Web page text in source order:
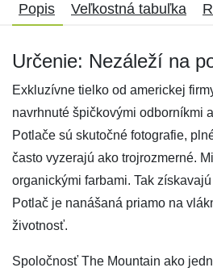
Popis Veľkostná tabuľka
Určenie: Nezáleží na
Exkluzívne tielko od americkej
navrhnuté špičkovými odborníkmi
Potlače sú skutočné fotografie,
často vyzerajú ako trojrozmerné.
organickými farbami. Tak
Potlač je nanášaná priamo na
životnosť.
Spoločnosť The Mountain ako